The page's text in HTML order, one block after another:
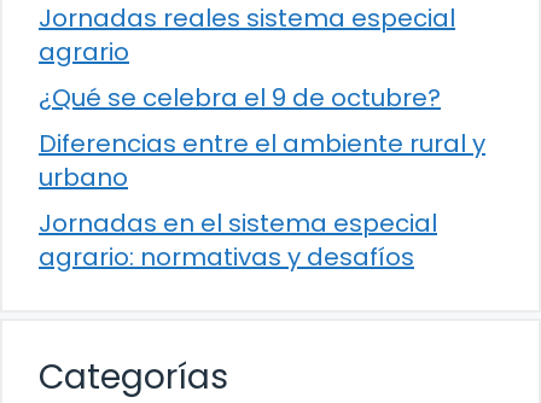
Jornadas reales sistema especial
agrario
¿Qué se celebra el 9 de octubre?
Diferencias entre el ambiente rural y
urbano
Jornadas en el sistema especial
agrario: normativas y desafíos
Categorías